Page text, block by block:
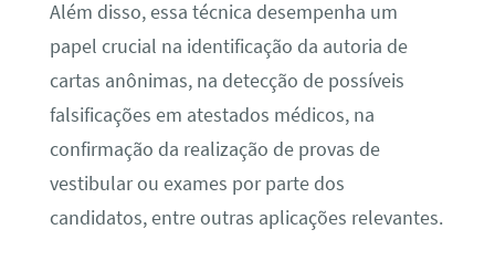
Além disso, essa técnica desempenha um
papel crucial na identificação da autoria de
cartas anônimas, na detecção de possíveis
falsificações em atestados médicos, na
confirmação da realização de provas de
vestibular ou exames por parte dos
candidatos, entre outras aplicações relevantes.